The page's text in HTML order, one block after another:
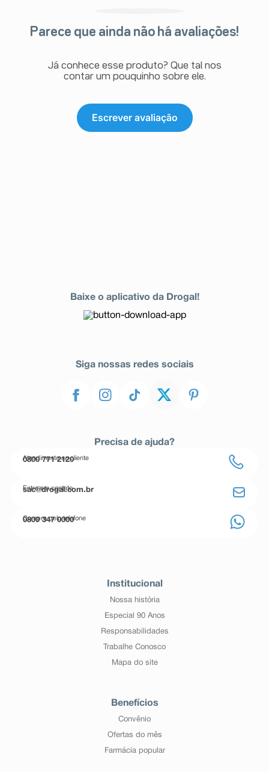
Parece que ainda não há avaliações!
Já conhece esse produto? Que tal nos
contar um pouquinho sobre ele.
Escrever avaliação
Baixe o aplicativo da Drogal!
Siga nossas redes sociais
Precisa de ajuda?
Atendimento ao cliente
0800 771 2120
Entre em contato
sac@drogal.com.br
Compre pelo telefone
0800 347 0000
Institucional
Nossa história
Especial 90 Anos
Responsabilidades
Trabalhe Conosco
Mapa do site
Benefícios
Convênio
Ofertas do mês
Farmácia popular